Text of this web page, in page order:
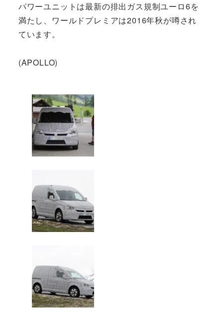
パワーユニットは最新の排出ガス規制ユーロ6を
満たし、ワールドプレミアは2016年秋が噂され
ています。
(APOLLO)